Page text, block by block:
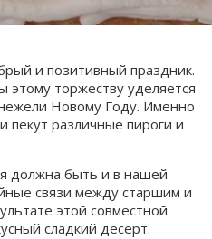
и позитивный праздник.
этому торжеству уделяется
Новому Году. Именно
различные пироги и
должна быть и в нашей
связи между старшим и
этой совместной
сладкий десерт.